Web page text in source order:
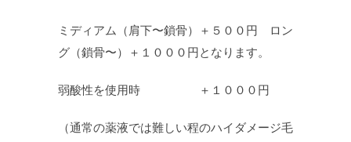
ミディアム（肩下〜鎖骨）＋５００円 ロン
グ（鎖骨〜）＋１０００円となります。
弱酸性を使用時 ＋１０００円
（通常の薬液では難しい程のハイダメージ毛